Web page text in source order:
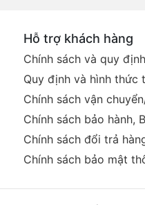
Hỗ trợ khách hàng
Chính sách và quy
Quy định và hình thức
Chính sách vận
Chính sách bảo hành,
Chính sách đổi trả
Chính sách bảo mật